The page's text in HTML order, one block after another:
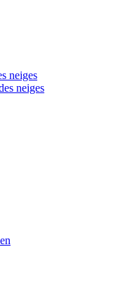
neiges
neiges